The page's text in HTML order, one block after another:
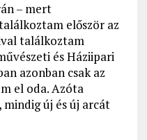
– mert
először az
találkoztam
és Háziipari
azonban csak az
el oda. Azóta
új és új arcát